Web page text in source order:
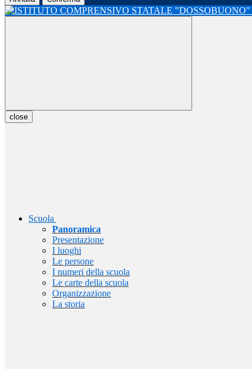
close
Scuola
Panoramica
Presentazione
I luoghi
Le persone
I numeri della scuola
Le carte della scuola
Organizzazione
La storia